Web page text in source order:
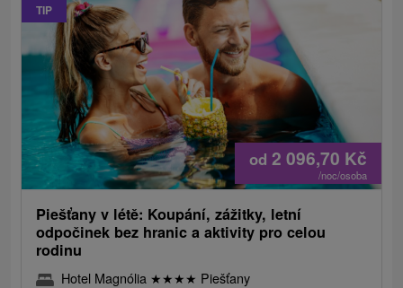
TIP
od 2 096,70 Kč
/noc/osoba
Piešťany v létě: Koupání, zážitky, letní
odpočinek bez hranic a aktivity pro celou
rodinu
Hotel Magnólia ★★★★ Piešťany